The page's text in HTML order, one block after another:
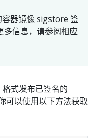
容器镜像 sigstore 签
多信息，请参阅相应
格式发布已签名的
可以使用以下方法获取